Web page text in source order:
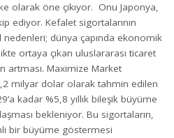
olarak öne çıkıyor. Onu Japonya,
ediyor. Kefalet sigortalarının
nedenleri; dünya çapında ekonomik
ortaya çıkan uluslararası ticaret
artması. Maximize Market
milyar dolar olarak tahmin edilen
kadar %5,8 yıllık bileşik büyüme
bekleniyor. Bu sigortaların,
bir büyüme göstermesi